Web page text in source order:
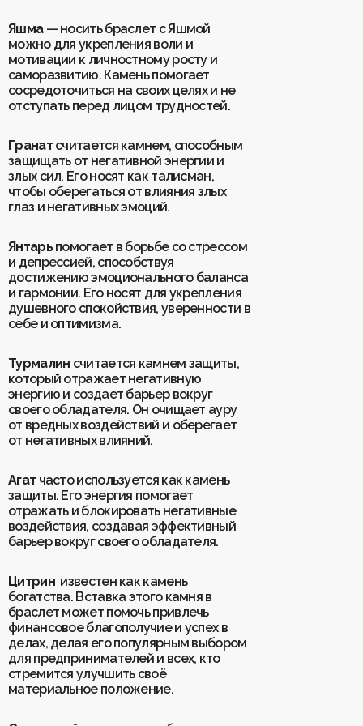
Для клиентов
Доставка
Оплата
Гарантия и возврат
и бизнес с камнями»
Рекомендации по уходу
О Keklik
Блог
Отзывы
Контакты
Политика конфиденциальности
Пользовательское соглашение
ИП Шахрай Светлана Михайловна
ИНН 263500194811
ОГРН 305263515900181
Разработка сайтаWEBELEMENT
Яшма— носить браслет с Яшмой
можно для укрепления воли и
мотивации к личностному росту и
саморазвитию. Камень помогает
сосредоточиться на своих целях и не
отступать перед лицом трудностей.
Гранат считается камнем, способным
защищать от негативной энергии и
злых сил. Его носят как талисман,
чтобы оберегаться от влияния злых
глаз и негативных эмоций.
Янтарьпомогает в борьбе со стрессом
и депрессией, способствуя
достижению эмоционального баланса
и гармонии. Его носят для укрепления
душевного спокойствия, уверенности в
себе и оптимизма.
Турмалин считается камнем защиты,
который отражает негативную
энергию и создает барьер вокруг
своего обладателя. Он очищает ауру
от вредных воздействий и оберегает
от негативных влияний.
Агат часто используется как камень
защиты. Его энергия помогает
отражать и блокировать негативные
воздействия, создавая эффективный
барьер вокруг своего обладателя.
Цитринизвестен как камень
богатства. Вставка этого камня в
браслет может помочь привлечь
финансовое благополучие и успех в
делах, делая его популярным выбором
для предпринимателей и всех, кто
стремится улучшить своё
материальное положение.